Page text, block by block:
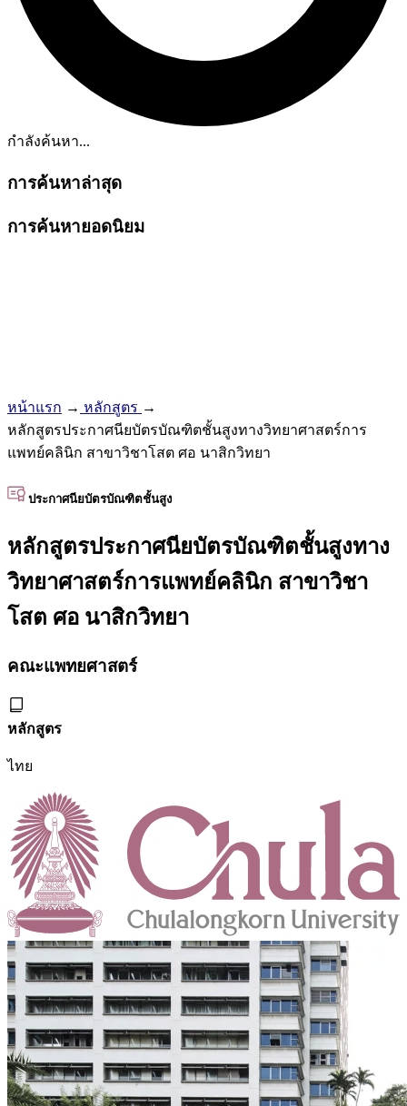
กำลังค้นหา...
การค้นหาล่าสุด
การค้นหายอดนิยม
หน้าแรก → หลักสูตร →
หลักสูตรประกาศนียบัตรบัณฑิตชั้นสูงทางวิทยาศาสตร์การ
แพทย์คลินิก สาขาวิชาโสต ศอ นาสิกวิทยา
ประกาศนียบัตรบัณฑิตชั้นสูง
หลักสูตรประกาศนียบัตรบัณฑิตชั้นสูงทาง
วิทยาศาสตร์การแพทย์คลินิก สาขาวิชา
โสต ศอ นาสิกวิทยา
คณะแพทยศาสตร์
หลักสูตร
ไทย